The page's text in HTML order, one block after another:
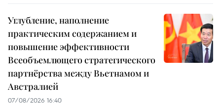
Углубление, наполнение
практическим содержанием и
повышение эффективности
Всеобъемлющего стратегического
партнёрства между Вьетнамом и
Австралией
07/08/2026 16:40